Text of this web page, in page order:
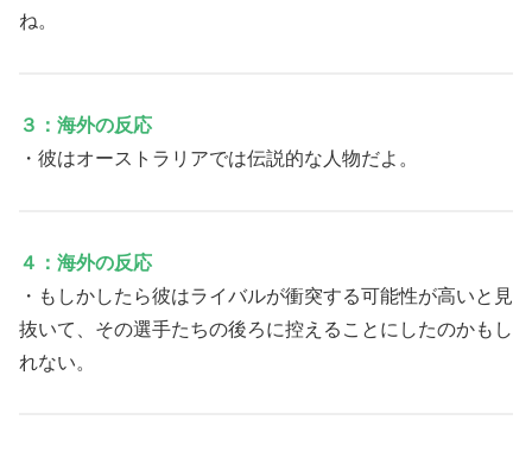
ね。
３：海外の反応
・彼はオーストラリアでは伝説的な人物だよ。
４：海外の反応
・もしかしたら彼はライバルが衝突する可能性が高いと見
抜いて、その選手たちの後ろに控えることにしたのかもし
れない。